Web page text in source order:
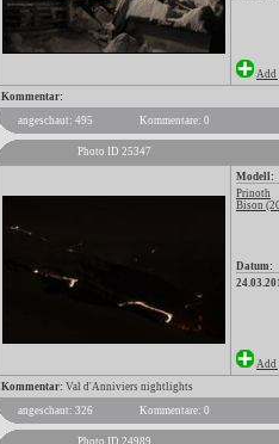
Add
Kommentar:
angeschaut: 495
Kommentare: 0
Photo ID 25347
Modell:
Prinoth
Bison
Datum:
Add
Kommentar: Val d'Anniviers nightlights
angeschaut: 326
Kommentare: 0
Photo ID 24989